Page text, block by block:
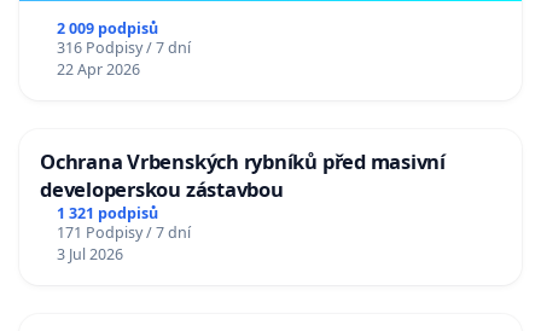
2 009 podpisů
316 Podpisy / 7 dní
22 Apr 2026
Ochrana Vrbenských rybníků před masivní
developerskou zástavbou
1 321 podpisů
171 Podpisy / 7 dní
3 Jul 2026